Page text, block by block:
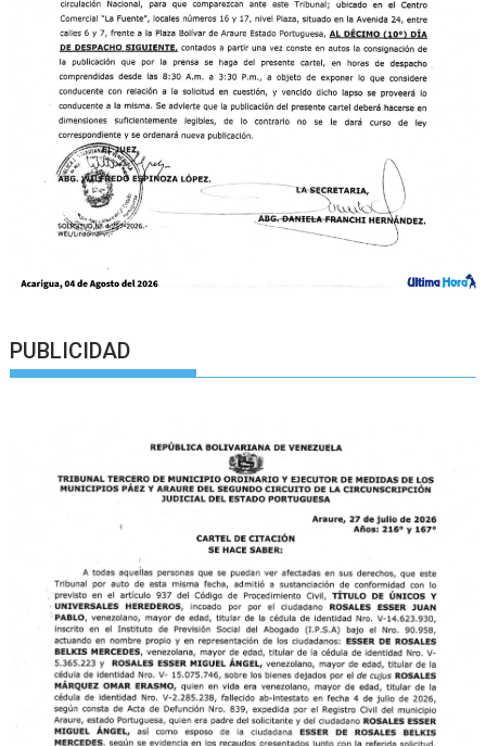
PUBLICIDAD